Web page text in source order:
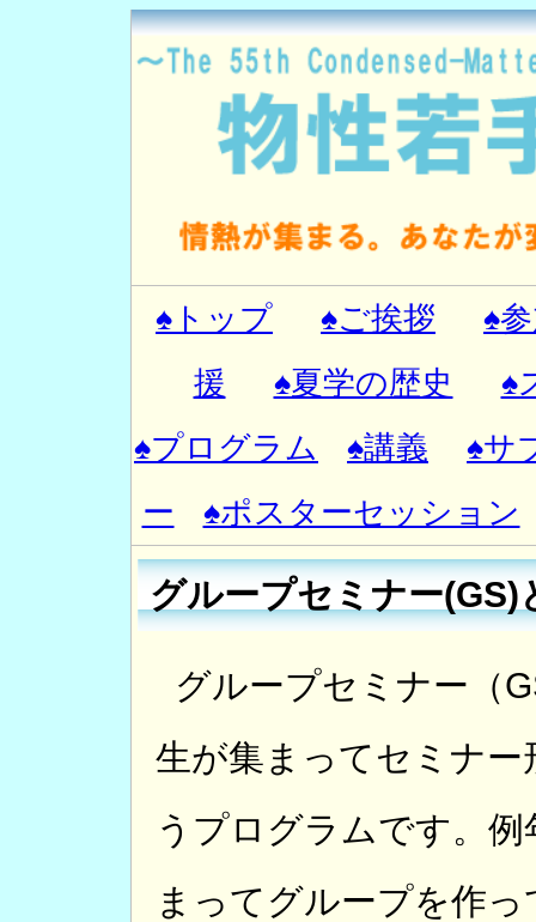
♠トップ ♠ご挨拶
♠
援
♠夏学の歴史
♠
♠プログラム
♠講義
♠サ
ー
♠ポスターセッション
グループセミナー(GS)
グループセミナー（
生が集まってセミナ
うプログラムです。
まってグループを作